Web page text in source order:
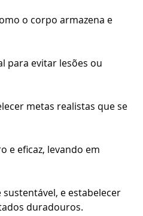
o corpo armazena e
para evitar lesões ou
metas realistas que se
e eficaz, levando em
e estabelecer
duradouros.